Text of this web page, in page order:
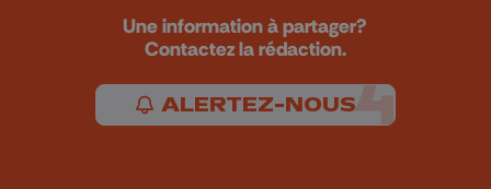
Une information à partager?
Contactez la rédaction.
ALERTEZ-NOUS